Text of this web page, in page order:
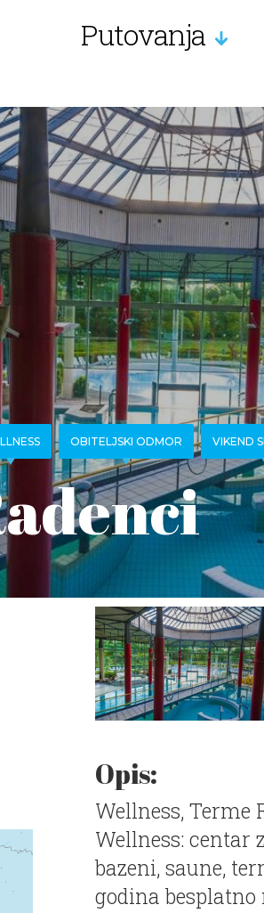
Putovanja
OBITELJSKI ODMOR VIKEND
Opis:
Wellness, Terme
Wellness:
bazeni, saune,
godina